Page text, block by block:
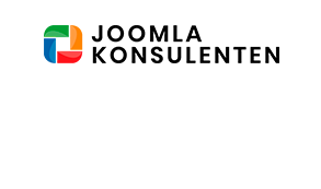
Skip to main content